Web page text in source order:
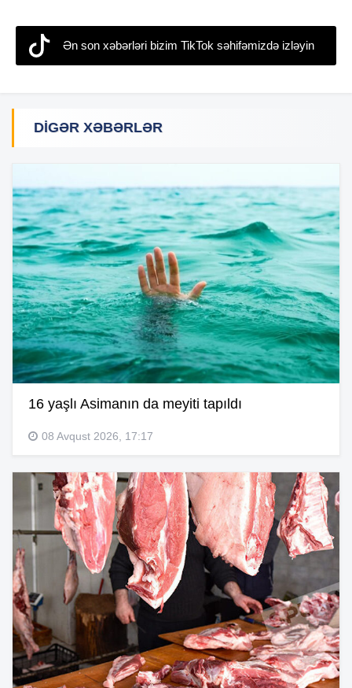
Ən son xəbərləri bizim TikTok səhifəmizdə izləyin
DIGƏR XƏBƏRLƏR
16 yaşlı Asimanın da meyiti tapıldı
08 Avqust 2026, 17:17